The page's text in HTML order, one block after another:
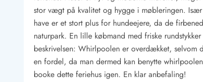
Job hos Esmarkstor vægt på kvalitet og hygge i møbleringen.
have er et stort plus for hundeejere, da de
naturpark. En lille købmand med friske
beskrivelsen: Whirlpoolen er overdækket, selvom
en fordel, da man dermed kan benytte
booke dette feriehus igen. En klar anbefaling!